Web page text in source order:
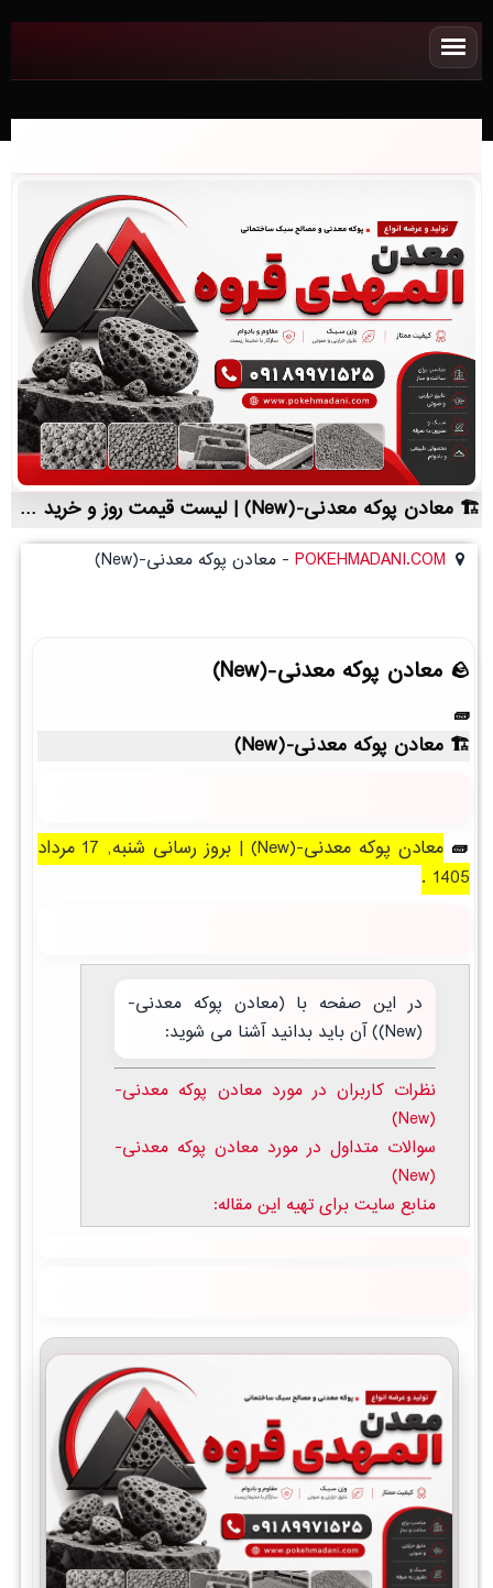
معادن پوکه معدنی-(New) | لیست قیمت روز و خرید مستقیم ، مناسب تر از نمایندگی شهرستان ها
POKEHMADANI.COM
-معادن پوکه معدنی-(New)
معادن پوکه معدنی-(New)
معادن پوکه معدنی-(New)
معادن پوکه معدنی-(New) | بروز رسانی شنبه, 17 مرداد
1405 .
در این صفحه با (معادن پوکه معدنی-
(New)) آن باید بدانید آشنا می شوید:
نظرات کاربران در مورد معادن پوکه معدنی-
(New)
سوالات متداول در مورد معادن پوکه معدنی-
(New)
منابع سایت برای تهیه این مقاله: